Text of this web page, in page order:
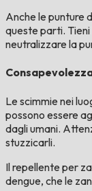
Anche le punture
queste parti.
neutralizzare la
Le scimmie nei
possono essere
dagli umani.
stuzzicarli.
Il repellente per
dengue, che le